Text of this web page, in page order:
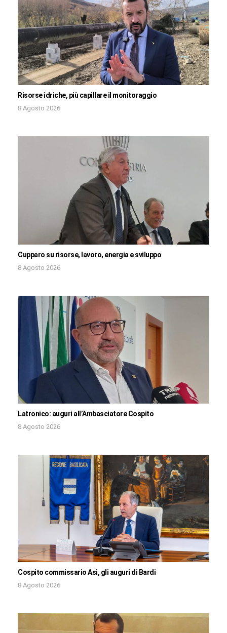
Risorse idriche, più capillare il monitoraggio
8 Agosto 2026
Cupparo su risorse, lavoro, energia e sviluppo
8 Agosto 2026
Latronico: auguri all’Ambasciatore Cospito
8 Agosto 2026
Cospito commissario Asi, gli auguri di Bardi
8 Agosto 2026